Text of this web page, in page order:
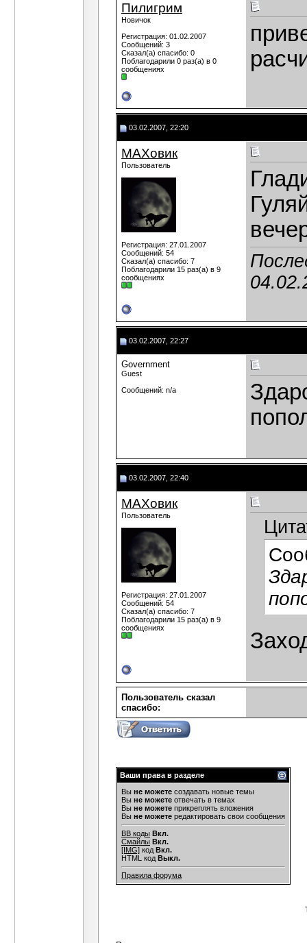
Пилигрим
Новичок
Регистрация: 01.02.2007
Сообщений: 3
Сказал(а) спасибо: 0
Поблагодарили 0 раз(а) в 0
сообщениях
03.02.2007, 22:20
МАХовик
Пользователь
Регистрация: 27.01.2007
Сообщений: 54
Сказал(а) спасибо: 7
Поблагодарили 15 раз(а) в 9
сообщениях
03.02.2007, 22:27
Government
Guest
Сообщений: n/a
03.02.2007, 22:40
МАХовик
Пользователь
Регистрация: 27.01.2007
Сообщений: 54
Сказал(а) спасибо: 7
Поблагодарили 15 раз(а) в 9
сообщениях
Пользователь сказал
cпасибо:
Ваши права в разделе
Вы не можете создавать новые темы
Вы не можете отвечать в темах
Вы не можете прикреплять вложения
Вы не можете редактировать свои сообщения
BB коды Вкл.
Смайлы Вкл.
[IMG] код Вкл.
HTML код Выкл.
Правила форума